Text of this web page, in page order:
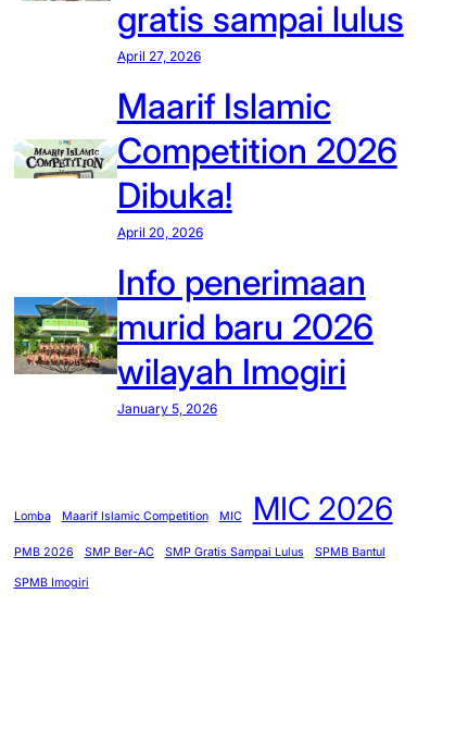
gratis sampai lulus
April 27, 2026
Maarif Islamic
Competition 2026
Dibuka!
April 20, 2026
Info penerimaan
murid baru 2026
wilayah Imogiri
January 5, 2026
Lomba Maarif Islamic Competition MIC MIC 2026
PMB 2026 SMP Ber-AC SMP Gratis Sampai Lulus SPMB Bantul
SPMB Imogiri